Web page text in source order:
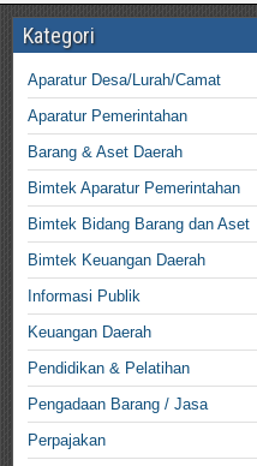
Kategori
Aparatur Desa/Lurah/Camat
Aparatur Pemerintahan
Barang & Aset Daerah
Bimtek Aparatur Pemerintahan
Bimtek Bidang Barang dan Aset
Bimtek Keuangan Daerah
Informasi Publik
Keuangan Daerah
Pendidikan & Pelatihan
Pengadaan Barang / Jasa
Perpajakan